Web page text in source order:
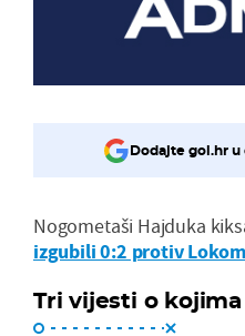
Dodajte gol.hr
Nogometaši Hajduka
izgubili 0:2 protiv
Tri vijesti o